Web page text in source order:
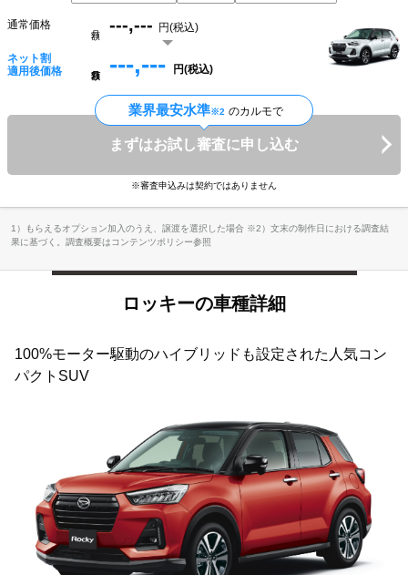
通常価格 ---,--- 円(税込)
ネット割
適用後価格
---,--- 円(税込)
業界最安水準※2 のカルモで
まずはお試し審査に申し込む
※審査申込みは契約ではありません
1）もらえるオプション加入のうえ、譲渡を選択した場合 ※2）文末の制作日における調査結
果に基づく。調査概要はコンテンツポリシー参照
ロッキーの車種詳細
100%モーター駆動のハイブリッドも設定された人気コン
パクトSUV